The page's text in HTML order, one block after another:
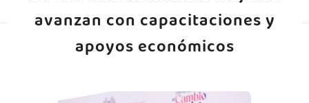
avanzan con capacitaciones y
apoyos económicos